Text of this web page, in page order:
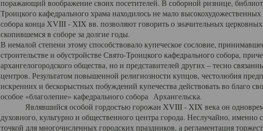
поражающий воображение своих посетителей. В соборной ризнице,
Троицкого кафедрального храма находилось не мало
собора конца XVIII - XIX вв. позволяют говорить о значительных
скопившемся в соборе за долгие годы.
В немалой степени этому способствовало купеческое сословие,
строительстве и обустройстве Свято-Троицкого кафедрального собора,
архангелогородского общества, но и представителей других – тесно
центров. Результатом повышенной религиозности купцов, честолюбия
искренних и бескорыстных побуждений купечества действовать во благо
особое «благолепие» кафедрального собора Архангельска.
Являвшийся особой гордостью горожан XVIII - XIX века он
духовного, культурно и общественного центра города. Неслучайно, именно
точкой для многочисленных городских праздников, а регламентация